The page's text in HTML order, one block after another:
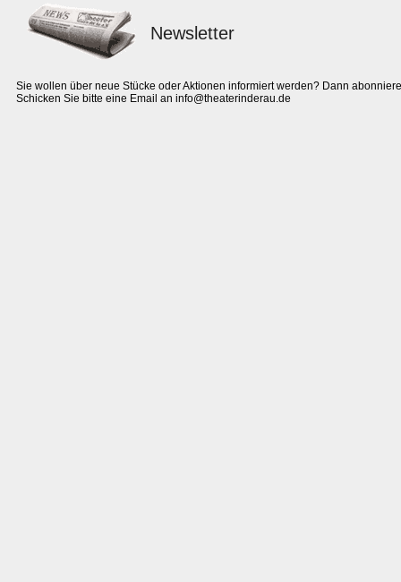
Newsletter
Sie wollen über neue Stücke oder Aktionen informiert werden? Dann
Schicken Sie bitte eine Email an info@theaterinderau.de